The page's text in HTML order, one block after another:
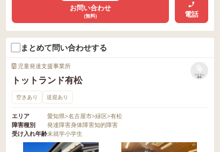
お問い合わせ
(無料) 電話
まとめて問い合わせする
児童発達支援事業所
トットランド有松
リストに
保存
空きあり 送迎あり
エリア 愛知県>名古屋市>緑区>有松
障害種別
発達障害身体障害知的障害
受け入れ年齢未就学小学生